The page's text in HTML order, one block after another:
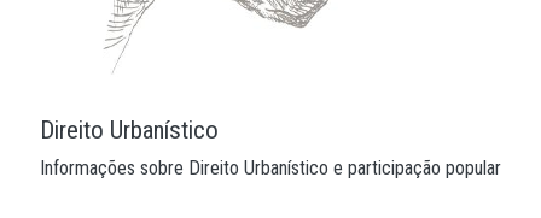
Direito Urbanístico
Informações sobre Direito Urbanístico e participação popular